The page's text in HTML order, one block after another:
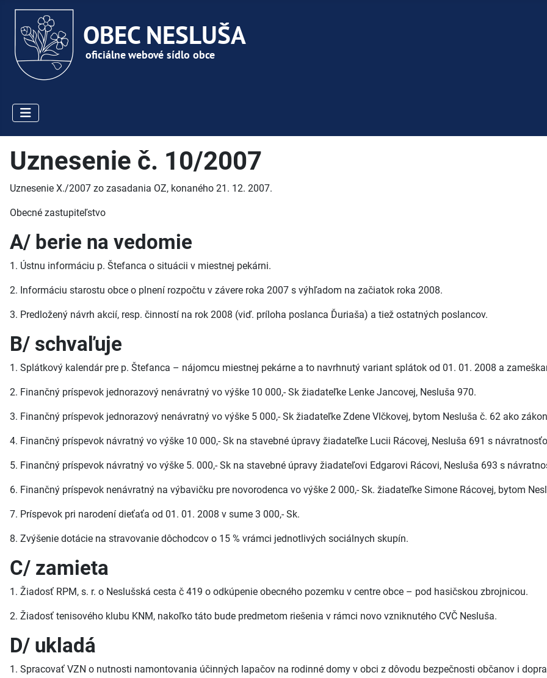
Uznesenie č. 10/2007
Uznesenie X./2007 zo zasadania OZ, konaného 21. 12. 2007.
Obecné zastupiteľstvo
A/ berie na vedomie
1. Ústnu informáciu p. Štefanca o situácii v miestnej pekárni.
2. Informáciu starostu obce o plnení rozpočtu v závere roka 2007 s výhľadom na začiatok roka 2008.
3. Predložený návrh akcií, resp. činností na rok 2008 (viď. príloha poslanca Ďuriaša) a tiež ostatných poslancov.
B/ schvaľuje
1. Splátkový kalendár pre p. Štefanca – nájomcu miestnej pekárne a to navrhnutý variant splátok od 01. 01. 2008 a
2. Finančný príspevok jednorazový nenávratný vo výške 10 000,- Sk žiadateľke Lenke Jancovej, Nesluša 970.
3. Finančný príspevok jednorazový nenávratný vo výške 5 000,- Sk žiadateľke Zdene Vlčkovej, bytom Nesluša č. 62 ako
4. Finančný príspevok návratný vo výške 10 000,- Sk na stavebné úpravy žiadateľke Lucii Rácovej, Nesluša 691 s
5. Finančný príspevok návratný vo výške 5. 000,- Sk na stavebné úpravy žiadateľovi Edgarovi Rácovi, Nesluša 693 s
6. Finančný príspevok nenávratný na výbavičku pre novorodenca vo výške 2 000,- Sk. žiadateľke Simone Rácovej, bytom
7. Príspevok pri narodení dieťaťa od 01. 01. 2008 v sume 3 000,- Sk.
8. Zvýšenie dotácie na stravovanie dôchodcov o 15 % vrámci jednotlivých sociálnych skupín.
C/ zamieta
1. Žiadosť RPM, s. r. o Neslušská cesta č 419 o odkúpenie obecného pozemku v centre obce – pod hasičskou zbrojnicou.
2. Žiadosť tenisového klubu KNM, nakoľko táto bude predmetom riešenia v rámci novo vzniknutého CVČ Nesluša.
D/ ukladá
1. Spracovať VZN o nutnosti namontovania účinných lapačov na rodinné domy v obci z dôvodu bezpečnosti občanov i